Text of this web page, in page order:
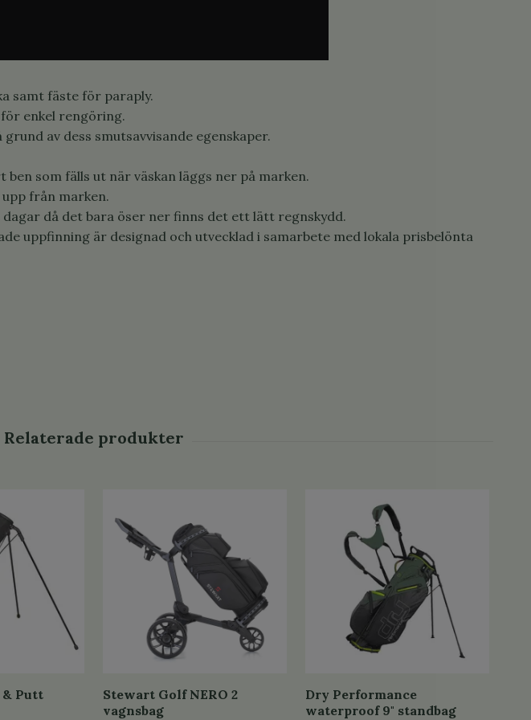
samt fäste för paraply.
enkel rengöring.
av dess smutsavvisande egenskaper.
som fälls ut när väskan läggs ner på marken.
från marken.
då det bara öser ner finns det ett lätt regnskydd.
uppfinning är designad och utvecklad i samarbete med lokala prisbelönta
& Putt
Stewart Golf NERO 2
vagnsbag
Dry Performance
waterproof 9" standbag